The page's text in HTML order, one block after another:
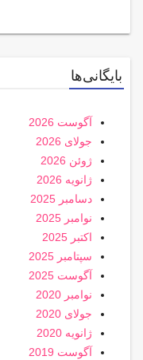
بایگانی‌ها
آگوست 2026
جولای 2026
ژوئن 2026
ژانویه 2026
دسامبر 2025
نوامبر 2025
اکتبر 2025
سپتامبر 2025
آگوست 2025
نوامبر 2020
جولای 2020
ژانویه 2020
آگوست 2019